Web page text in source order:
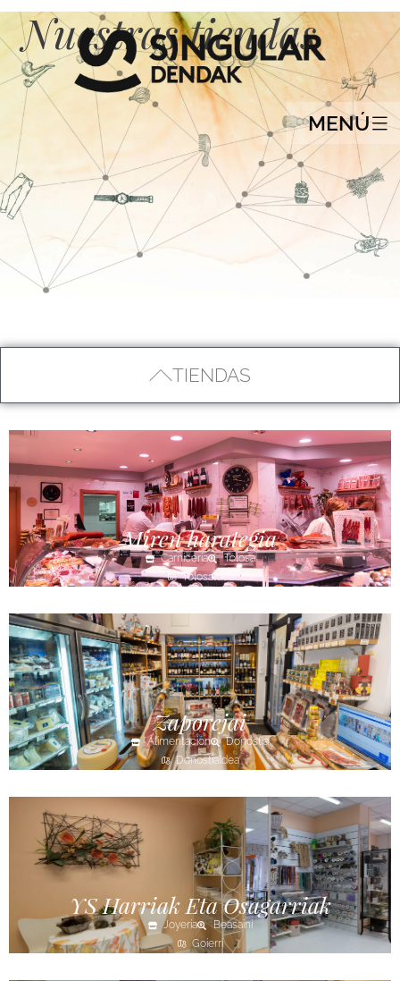
MENÚ
Nuestras tiendas
TIENDAS
Miren harategia
Carnicería
Tolosa
Tolosaldea
Zaporejai
Alimentación
Donostia
Donostialdea
YS Harriak Eta Osagarriak
Joyería
Beasaini
Goierri